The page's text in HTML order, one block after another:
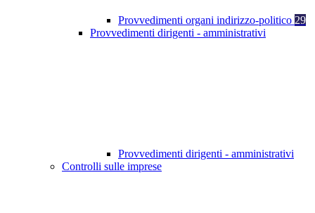
Provvedimenti organi indirizzo-politico 29
Provvedimenti dirigenti - amministrativi
Provvedimenti dirigenti - amministrativi
Controlli sulle imprese